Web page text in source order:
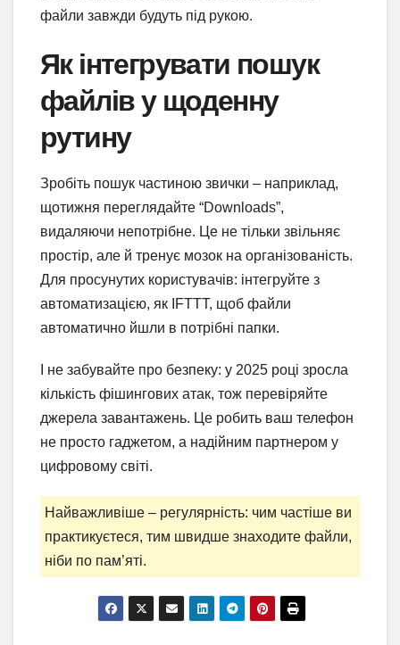
файли завжди будуть під рукою.
Як інтегрувати пошук
файлів у щоденну
рутину
Зробіть пошук частиною звички – наприклад,
щотижня переглядайте “Downloads”,
видаляючи непотрібне. Це не тільки звільняє
простір, але й тренує мозок на організованість.
Для просунутих користувачів: інтегруйте з
автоматизацією, як IFTTT, щоб файли
автоматично йшли в потрібні папки.
І не забувайте про безпеку: у 2025 році зросла
кількість фішингових атак, тож перевіряйте
джерела завантажень. Це робить ваш телефон
не просто гаджетом, а надійним партнером у
цифровому світі.
Найважливіше – регулярність: чим частіше ви
практикуєтеся, тим швидше знаходите файли,
ніби по пам’яті.